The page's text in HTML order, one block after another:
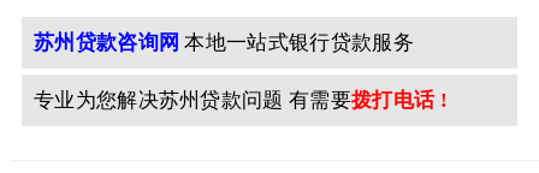
苏州贷款咨询网 本地一站式银行贷款服务
专业为您解决苏州贷款问题 有需要拨打电话 !